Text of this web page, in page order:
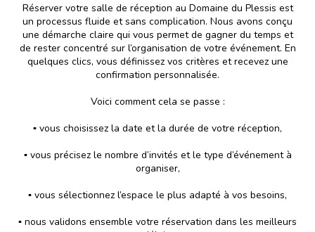
Réserver votre salle de réception au Domaine du Plessis est
un processus fluide et sans complication. Nous avons conçu
une démarche claire qui vous permet de gagner du temps et
de rester concentré sur l’organisation de votre événement. En
quelques clics, vous définissez vos critères et recevez une
confirmation personnalisée.
Voici comment cela se passe :
▪️ vous choisissez la date et la durée de votre réception,
▪️ vous précisez le nombre d’invités et le type d’événement à
organiser,
▪️ vous sélectionnez l’espace le plus adapté à vos besoins,
▪️ nous validons ensemble votre réservation dans les meilleurs